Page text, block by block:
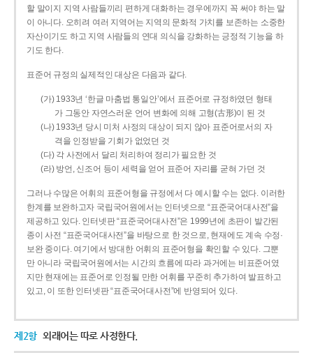
할 말이지 지역 사람들끼리 편하게 대화하는 경우에까지 꼭 써야 하는 말
이 아니다. 오히려 여러 지역어는 지역의 문화적 가치를 보존하는 소중한
자산이기도 하고 지역 사람들의 연대 의식을 강화하는 긍정적 기능을 하
기도 한다.
표준어 규정의 실제적인 대상은 다음과 같다.
(가) 1933년 ‘한글 마춤법 통일안’에서 표준어로 규정하였던 형태
가 그동안 자연스러운 언어 변화에 의해 고형(古形)이 된 것
(나) 1933년 당시 미처 사정의 대상이 되지 않아 표준어로서의 자
격을 인정받을 기회가 없었던 것
(다) 각 사전에서 달리 처리하여 정리가 필요한 것
(라) 방언, 신조어 등이 세력을 얻어 표준어 자리를 굳혀 가던 것
그러나 수많은 어휘의 표준어형을 규정에서 다 예시할 수는 없다. 이러한
한계를 보완하고자 국립국어원에서는 인터넷으로 “표준국어대사전”을
제공하고 있다. 인터넷판 “표준국어대사전”은 1999년에 초판이 발간된
종이 사전 “표준국어대사전”을 바탕으로 한 것으로, 현재에도 계속 수정·
보완 중이다. 여기에서 방대한 어휘의 표준어형을 확인할 수 있다. 그뿐
만 아니라 국립국어원에서는 시간의 흐름에 따라 과거에는 비표준어였
지만 현재에는 표준어로 인정될 만한 어휘를 꾸준히 추가하여 발표하고
있고, 이 또한 인터넷판 “표준국어대사전”에 반영되어 있다.
제2항 외래어는 따로 사정한다.